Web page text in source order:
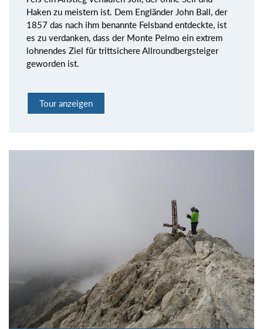
Haken zu meistern ist. Dem Engländer John Ball, der
1857 das nach ihm benannte Felsband entdeckte, ist
es zu verdanken, dass der Monte Pelmo ein extrem
lohnendes Ziel für trittsichere Allroundbergsteiger
geworden ist.
Tour anzeigen